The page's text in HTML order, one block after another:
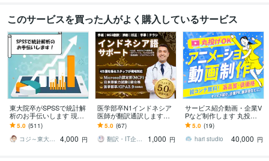
このサービスを買った人がよく購入しているサービス
東大院卒がSPSSで統計解
析のお手伝いします 現役
の研究者が統計解析のお
手伝いします
5.0 (511)
コジ～東大院卒研究員～
4,000 円
医学部卒N1インドネシア
医師が翻訳通訳します
【ライティング・翻訳カ
テゴリ1位獲得】すべて最
高品質翻訳。
5.0 (67)
翻訳・IT企業ニホンネシア【海外展開】
1,000 円
サービス紹介動画・企業V
Pなど制作します 丸投げO
K!アニメーション動画を
高品質・低価格でお届
け！
5.0 (19)
hari studio
40,000 円